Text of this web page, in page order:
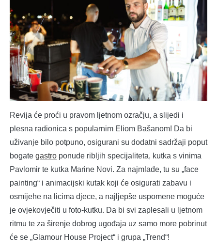
Revija će proći u pravom ljetnom ozračju, a slijedi i
plesna radionica s popularnim Eliom Bašanom! Da bi
uživanje bilo potpuno, osigurani su dodatni sadržaji poput
bogate gastro ponude ribljih specijaliteta, kutka s vinima
Pavlomir te kutka Marine Novi. Za najmlađe, tu su „face
painting“ i animacijski kutak koji će osigurati zabavu i
osmijehe na licima djece, a najljepše uspomene moguće
je ovjekovječiti u foto-kutku. Da bi svi zaplesali u ljetnom
ritmu te za širenje dobrog ugođaja uz samo more pobrinut
će se „Glamour House Project“ i grupa „Trend“!